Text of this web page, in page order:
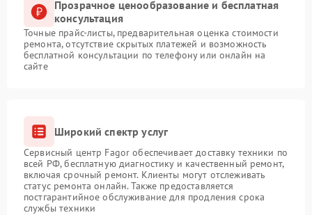
Прозрачное ценообразование и бесплатная
консультация
Точные прайс-листы, предварительная оценка стоимости
ремонта, отсутствие скрытых платежей и возможность
бесплатной консультации по телефону или онлайн на
сайте
Широкий спектр услуг
Сервисный центр Fagor обеспечивает доставку техники по
всей РФ, бесплатную диагностику и качественный ремонт,
включая срочный ремонт. Клиенты могут отслеживать
статус ремонта онлайн. Также предоставляется
постгарантийное обслуживание для продления срока
службы техники